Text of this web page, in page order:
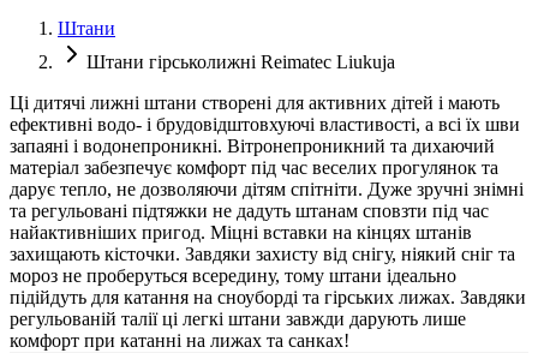
Штани
Штани гірськолижні Reimatec Liukuja
Ці дитячі лижні штани створені для активних дітей і мають
ефективні водо- і брудовідштовхуючі властивості, а всі їх шви
запаяні і водонепроникні. Вітронепроникний та дихаючий
матеріал забезпечує комфорт під час веселих прогулянок та
дарує тепло, не дозволяючи дітям спітніти. Дуже зручні знімні
та регульовані підтяжки не дадуть штанам сповзти під час
найактивніших пригод. Міцні вставки на кінцях штанів
захищають кісточки. Завдяки захисту від снігу, ніякий сніг та
мороз не проберуться всередину, тому штани ідеально
підійдуть для катання на сноуборді та гірських лижах. Завдяки
регульованій талії ці легкі штани завжди дарують лише
комфорт при катанні на лижах та санках!